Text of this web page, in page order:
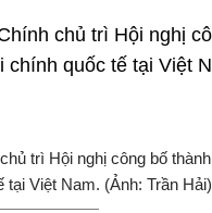
trì Hội nghị công bố
tại Việt Nam. (Ảnh: Trần Hải)